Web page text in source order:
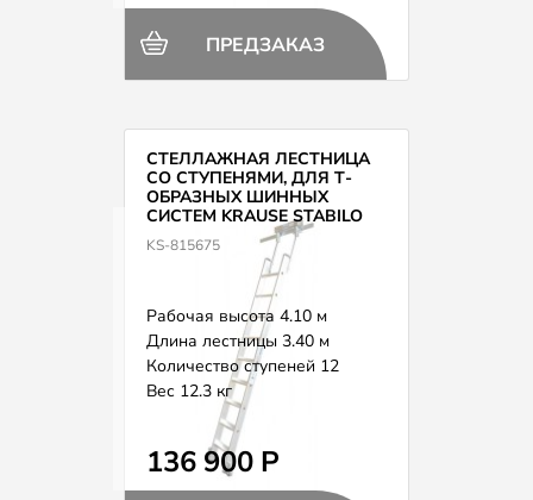
ПРЕДЗАКАЗ
СТЕЛЛАЖНАЯ ЛЕСТНИЦА
СО СТУПЕНЯМИ, ДЛЯ Т-
ОБРАЗНЫХ ШИННЫХ
СИСТЕМ KRAUSE STABILO
815675
KS-815675
Рабочая высота 4.10 м
Длина лестницы 3.40 м
Количество ступеней 12
Вес 12.3 кг
136 900 Р